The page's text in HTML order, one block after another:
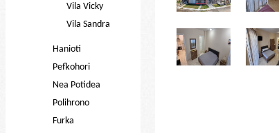
Vila Vicky
Vila Sandra
Hanioti
Pefkohori
Nea Potidea
Polihrono
Furka